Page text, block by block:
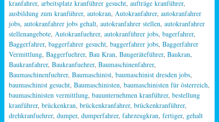
kranfahrer, arbeitsplatz kranführer gesucht, aufträge kranführer,
ausbildung zum kranführer, autokran, Autokranfahrer, autokranfahrer
jobs, autokranfahrer jobs gehalt, autokranfahrer stellen, autokranfahrer
stellenangebote, Autokranfuehrer, autokranführer jobs, bagerfahrer,
Baggerfahrer, baggerfahrer gesucht, baggerfahrer jobs, Baggerfahrer
Vermittlung, Baggerfuehrer, Bau Kran, Baugeräteführer, Baukran,
Baukranfahrer, Baukranfuehrer, Baumaschinenfahrer,
Baumaschinenfuehrer, Baumaschinist, baumaschinist dresden jobs,
baumaschinist gesucht, Baumaschinisten, baumaschinisten für österreich,
baumaschinisten vermittlung, bauunternehmen kranführer, bestellung
kranführer, brückenkran, brückenkranfahrer, brückenkranführer,
drehkranfuehrer, dumper, dumperfahrer, fahrzeugkran, fertiger, gehalt